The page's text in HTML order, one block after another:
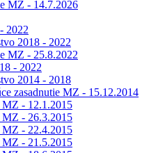
MZ - 14.7.2026
2022
2018 - 2022
MZ - 25.8.2022
- 2022
2014 - 2018
zasadnutie MZ - 15.12.2014
MZ - 12.1.2015
MZ - 26.3.2015
MZ - 22.4.2015
MZ - 21.5.2015